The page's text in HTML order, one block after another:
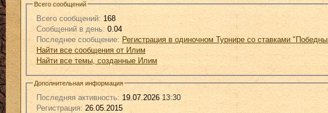
Всего сообщений
Всего сообщений: 168
Сообщений в день: 0.04
Последнее сообщение: Регистрация в одиночном Турнире со ставками
Найти все сообщения от Илим
Найти все темы, созданные Илим
Дополнительная информация
Последняя активность: 19.07.2026 13:30
Регистрация: 26.05.2015